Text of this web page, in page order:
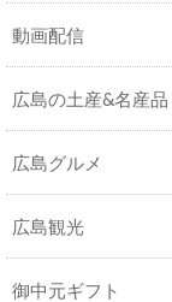
動画配信
広島の土産&名産品
広島グルメ
広島観光
御中元ギフト